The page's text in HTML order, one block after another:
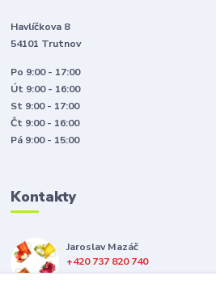
Havlíčkova 8
54101 Trutnov
Po 9:00 - 17:00
Út 9:00 - 16:00
St 9:00 - 17:00
Čt 9:00 - 16:00
Pá 9:00 - 15:00
Kontakty
Jaroslav Mazáč
+420 737 820 740
(Po-Pá, 8-16 hod.)